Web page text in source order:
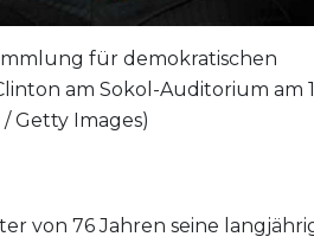
für demokratischen
am Sokol-Auditorium am
Getty Images)
von 76 Jahren seine